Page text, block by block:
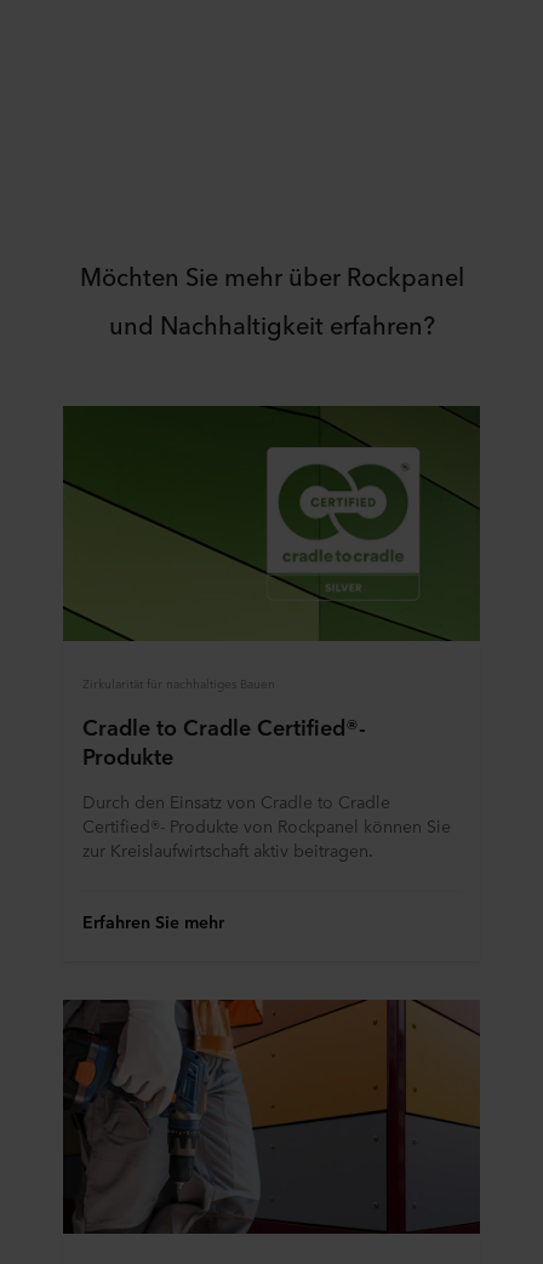
Möchten Sie mehr über Rockpanel
und Nachhaltigkeit erfahren?
Zirkularität für nachhaltiges Bauen
Cradle to Cradle Certified®-
Produkte
Durch den Einsatz von Cradle to Cradle
Certified®- Produkte von Rockpanel können Sie
zur Kreislaufwirtschaft aktiv beitragen.
Erfahren Sie mehr